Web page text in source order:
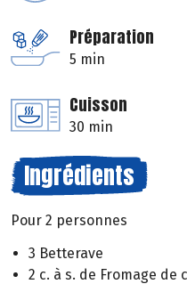
Préparation
5 min
Cuisson
30 min
Ingrédients
Pour 2 personnes
3 Betterave
2 c. à s. de Fromage de